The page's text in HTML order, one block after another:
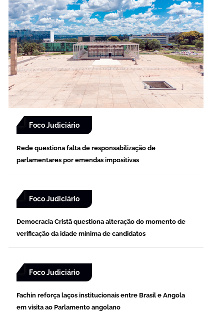
Foco Judiciário
Rede questiona falta de responsabilização de
parlamentares por emendas impositivas
Foco Judiciário
Democracia Cristã questiona alteração do momento de
verificação da idade mínima de candidatos
Foco Judiciário
Fachin reforça laços institucionais entre Brasil e Angola
em visita ao Parlamento angolano